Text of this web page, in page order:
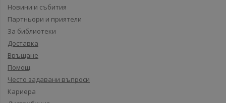
Новини и събития
Партньори и приятели
За библиотеки
Доставка
Връщане
Помощ
Често задавани въпроси
Кариера